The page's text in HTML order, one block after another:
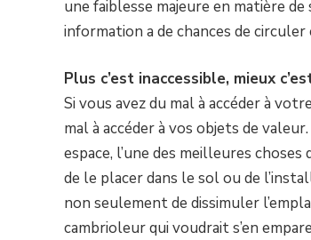
une faiblesse majeure en matière
information a de chances de
Plus c’est inaccessible, mieux
Si vous avez du mal à accéder à
mal à accéder à vos objets de
espace, l’une des meilleures
de le placer dans le sol ou de
non seulement de dissimuler
cambrioleur qui voudrait s’en